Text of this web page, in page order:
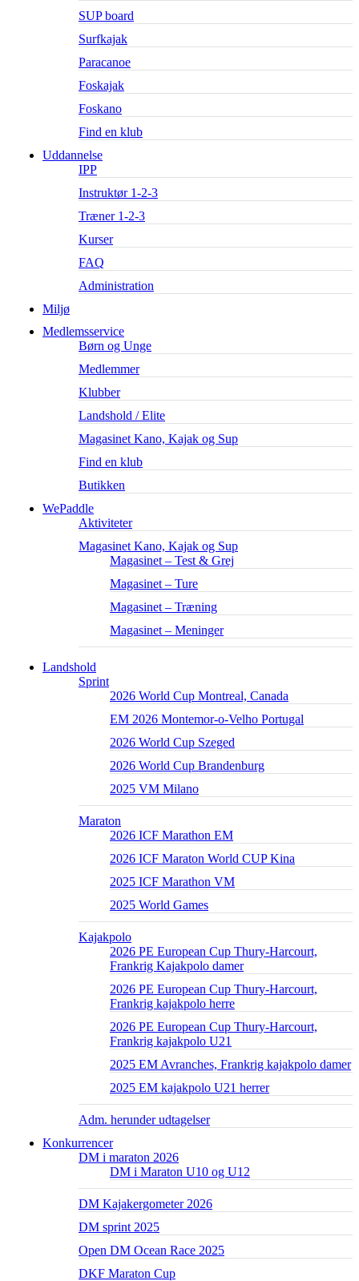
SUP board
Surfkajak
Paracanoe
Foskajak
Foskano
Find en klub
Uddannelse
IPP
Instruktør 1-2-3
Træner 1-2-3
Kurser
FAQ
Administration
Miljø
Medlemsservice
Børn og Unge
Medlemmer
Klubber
Landshold / Elite
Magasinet Kano, Kajak og Sup
Find en klub
Butikken
WePaddle
Aktiviteter
Magasinet Kano, Kajak og Sup
Magasinet – Test & Grej
Magasinet – Ture
Magasinet – Træning
Magasinet – Meninger
Landshold
Sprint
2026 World Cup Montreal, Canada
EM 2026 Montemor-o-Velho Portugal
2026 World Cup Szeged
2026 World Cup Brandenburg
2025 VM Milano
Maraton
2026 ICF Marathon EM
2026 ICF Maraton World CUP Kina
2025 ICF Marathon VM
2025 World Games
Kajakpolo
2026 PE European Cup Thury-Harcourt,
Frankrig Kajakpolo damer
2026 PE European Cup Thury-Harcourt,
Frankrig kajakpolo herre
2026 PE European Cup Thury-Harcourt,
Frankrig kajakpolo U21
2025 EM Avranches, Frankrig kajakpolo damer
2025 EM kajakpolo U21 herrer
Adm. herunder udtagelser
Konkurrencer
DM i maraton 2026
DM i Maraton U10 og U12
DM Kajakergometer 2026
DM sprint 2025
Open DM Ocean Race 2025
DKF Maraton Cup